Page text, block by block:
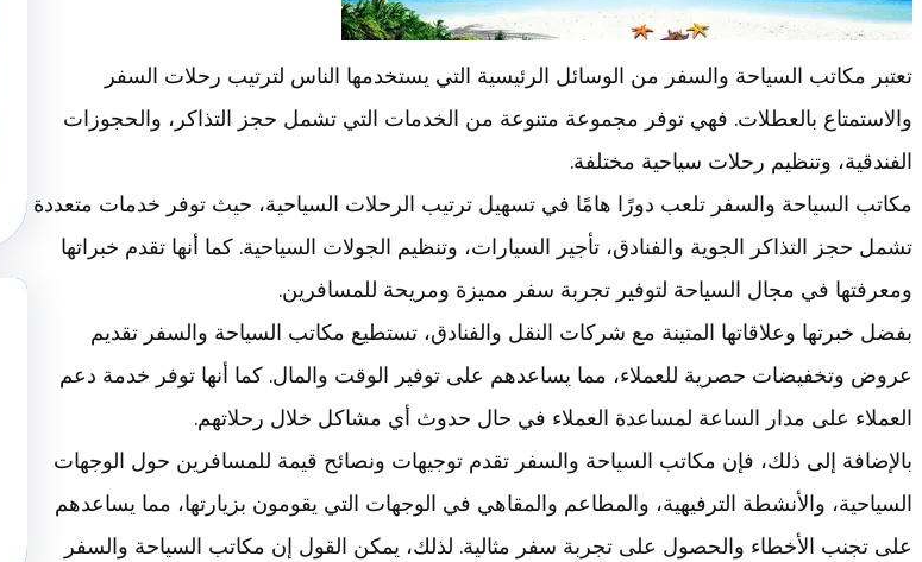
تعتبر مكاتب السياحة والسفر من الوسائل الرئيسية التي يستخدمها الناس لترتيب رحلات السفر
والاستمتاع بالعطلات. فهي توفر مجموعة متنوعة من الخدمات التي تشمل حجز التذاكر، والحجوزات
الفندقية، وتنظيم رحلات سياحية مختلفة.
مكاتب السياحة والسفر تلعب دورًا هامًا في تسهيل ترتيب الرحلات السياحية، حيث توفر خدمات متعددة
تشمل حجز التذاكر الجوية والفنادق، تأجير السيارات، وتنظيم الجولات السياحية. كما أنها تقدم خبراتها
ومعرفتها في مجال السياحة لتوفير تجربة سفر مميزة ومريحة للمسافرين.
بفضل خبرتها وعلاقاتها المتينة مع شركات النقل والفنادق، تستطيع مكاتب السياحة والسفر تقديم
عروض وتخفيضات حصرية للعملاء، مما يساعدهم على توفير الوقت والمال. كما أنها توفر خدمة دعم
العملاء على مدار الساعة لمساعدة العملاء في حال حدوث أي مشاكل خلال رحلاتهم.
بالإضافة إلى ذلك، فإن مكاتب السياحة والسفر تقدم توجيهات ونصائح قيمة للمسافرين حول الوجهات
السياحية، والأنشطة الترفيهية، والمطاعم والمقاهي في الوجهات التي يقومون بزيارتها، مما يساعدهم
على تجنب الأخطاء والحصول على تجربة سفر مثالية. لذلك، يمكن القول إن مكاتب السياحة والسفر